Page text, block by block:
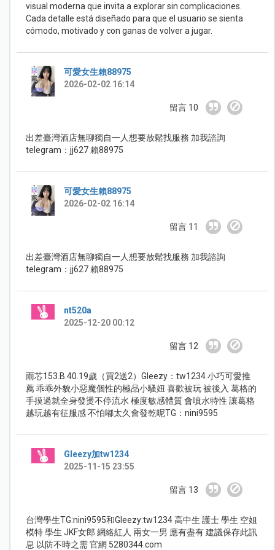
visual moderna que invita a explorar sin complicaciones.
Cada detalle está diseñado para que el usuario se sienta
cómodo, motivado y con ganas de volver a jugar.
可愛女生賴88975
2026-02-02 16:14
留言 10
出差臺灣酒店無聊獨自一人想要放鬆找服務 加我諮詢
telegram：jj627 賴88975
可愛女生賴88975
2026-02-02 16:14
留言 11
出差臺灣酒店無聊獨自一人想要放鬆找服務 加我諮詢
telegram：jj627 賴88975
nt520a
2025-12-20 00:12
留言 12
雨芯153.B.40.19歲（買2送2）Gleezy：tw1234 小巧可愛推
薦 乖乖外貌小惡魔個性的極品小騷妞 喜歡被玩 被後入 葛格的
手摸過就全身發燙不停流水 極度敏感體質 會噴水特性 讓葛格
越玩越有征服感 不怕嘟太久會發乾呢TG：nini9595
Gleezy加tw1234
2025-11-15 23:55
留言 13
台灣學生TG:nini9595和Gleezy:tw1234 高中生 護士 學生 空姐
模特 學生 JKF女郎 網絡紅人 兩女一男 應有盡有 建議保存此訊
息 以防不時之需 官網 5280344.com